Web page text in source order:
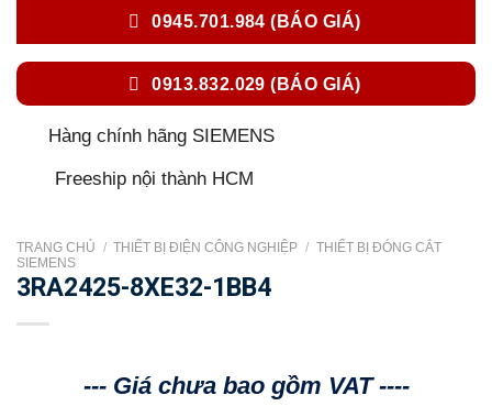
0945.701.984 (BÁO GIÁ)
0913.832.029 (BÁO GIÁ)
Hàng chính hãng SIEMENS
Freeship nội thành HCM
TRANG CHỦ / THIẾT BỊ ĐIỆN CÔNG NGHIỆP / THIẾT BỊ ĐÓNG CẮT
SIEMENS
3RA2425-8XE32-1BB4
--- Giá chưa bao gồm VAT ----